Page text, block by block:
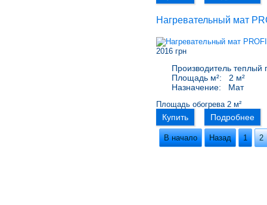
Нагревательный мат
2016 грн
Производитель теплый
Площадь м²:
2 м²
Назначение:
Мат
Площадь обогрева 2 м²
Купить Подробнее
В начало Назад 1 2